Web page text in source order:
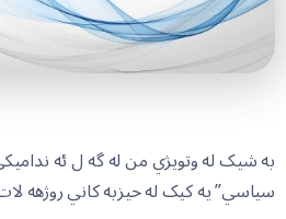
به شيک له وتويژي من له گه ل ئه
سياسي” يه کيک له حيزبه کاني روژهه